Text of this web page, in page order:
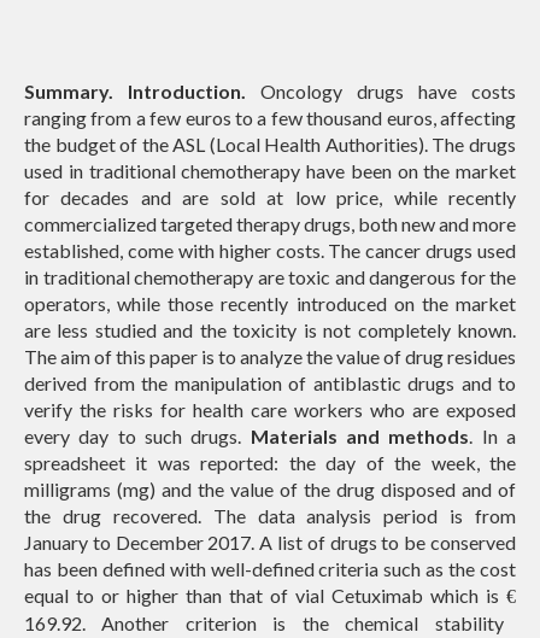
Summary. Introduction. Oncology drugs have costs
ranging from a few euros to a few thousand euros, affecting
the budget of the ASL (Local Health Authorities). The drugs
used in traditional chemotherapy have been on the market
for decades and are sold at low price, while recently
commercialized targeted therapy drugs, both new and more
established, come with higher costs. The cancer drugs used
in traditional chemotherapy are toxic and dangerous for the
operators, while those recently introduced on the market
are less studied and the toxicity is not completely known.
The aim of this paper is to analyze the value of drug residues
derived from the manipulation of antiblastic drugs and to
verify the risks for health care workers who are exposed
every day to such drugs. Materials and methods. In a
spreadsheet it was reported: the day of the week, the
milligrams (mg) and the value of the drug disposed and of
the drug recovered. The data analysis period is from
January to December 2017. A list of drugs to be conserved
has been defined with well-defined criteria such as the cost
equal to or higher than that of vial Cetuximab which is €
169.92. Another criterion is the chemical stability